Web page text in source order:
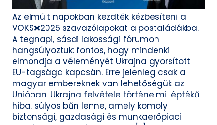
Az elmúlt napokban kezdték kézbesíteni a
VOKS❌2025 szavazólapokat a postaládákba.
A tegnapi, sásdi lakossági fórumon
hangsúlyoztuk: fontos, hogy mindenki
elmondja a véleményét Ukrajna gyorsított
EU-tagsága kapcsán. Erre jelenleg csak a
magyar embereknek van lehetőségük az
Unióban. Ukrajna felvétele történelmi léptékű
hiba, súlyos bűn lenne, amely komoly
biztonsági, gazdasági és munkaerőpiaci